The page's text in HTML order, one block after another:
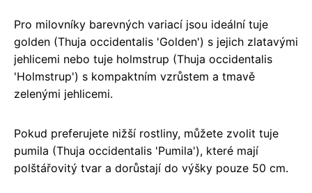
Pro milovníky barevných variací jsou ideální tuje
golden (Thuja occidentalis 'Golden') s jejich zlatavými
jehlicemi nebo tuje holmstrup (Thuja occidentalis
'Holmstrup') s kompaktním vzrůstem a tmavě
zelenými jehlicemi.
Pokud preferujete nižší rostliny, můžete zvolit tuje
pumila (Thuja occidentalis 'Pumila'), které mají
polštářovitý tvar a dorůstají do výšky pouze 50 cm.